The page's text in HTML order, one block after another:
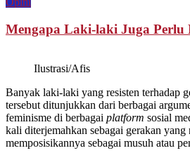
Mengapa Laki-laki Juga Perlu
Ilustrasi/Afis
Banyak laki-laki yang resisten terhadap
tersebut ditunjukkan dari berbagai
feminisme di berbagai platform sosial
kali diterjemahkan sebagai gerakan
memposisikannya sebagai musuh atau